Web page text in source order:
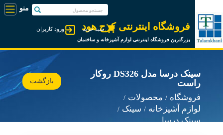
فروشگاه اینترنتی کرج هود
بزرگترین فروشگاه اینترنتی لوازم آشپزخانه و ساختمان
ورود کاربران سبد خرید
سینک درسا مدل DS326 روکار
راست
فروشگاه
محصولات
لوازم آشپزخانه
سینک
سینک درسا
بازگشت